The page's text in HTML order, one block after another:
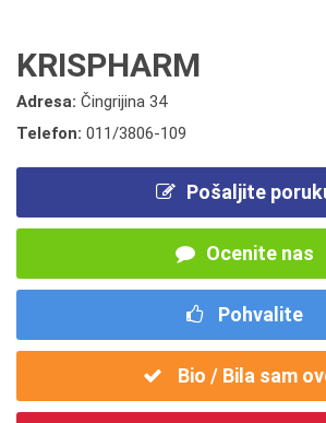
KRISPHARM
Adresa: Čingrijina 34
Telefon: 011/3806-109
Pošaljite
Ocenite nas
Pohvalite
Bio / Bila sam